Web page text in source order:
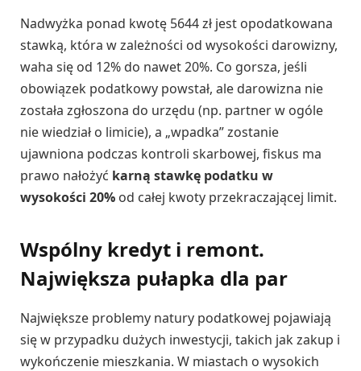
Nadwyżka ponad kwotę 5644 zł jest opodatkowana
stawką, która w zależności od wysokości darowizny,
waha się od 12% do nawet 20%. Co gorsza, jeśli
obowiązek podatkowy powstał, ale darowizna nie
została zgłoszona do urzędu (np. partner w ogóle
nie wiedział o limicie), a „wpadka” zostanie
ujawniona podczas kontroli skarbowej, fiskus ma
prawo nałożyć karną stawkę podatku w
wysokości 20% od całej kwoty przekraczającej limit.
Wspólny kredyt i remont.
Największa pułapka dla par
Największe problemy natury podatkowej pojawiają
się w przypadku dużych inwestycji, takich jak zakup i
wykończenie mieszkania. W miastach o wysokich